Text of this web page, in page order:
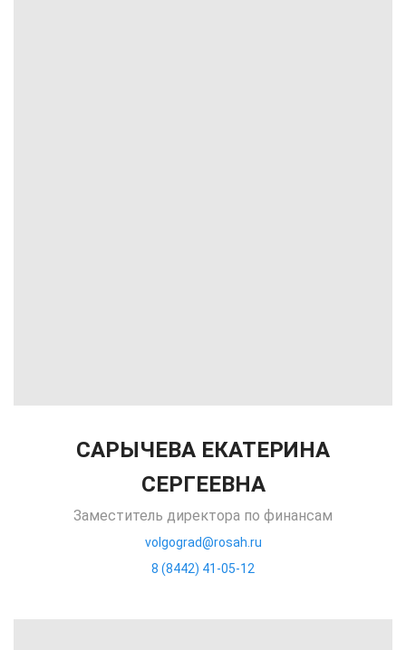
САРЫЧЕВА ЕКАТЕРИНА
СЕРГЕЕВНА
Заместитель директора по финансам
volgograd@rosah.ru
8 (8442) 41-05-12